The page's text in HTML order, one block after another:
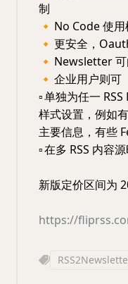
制
🔸 No Code 使
🔸 更安全，
🔸 Newsletter 可
🔸 企业用户则可
▫️单独为任一
样式设置，例如
主要信息，有些
▫️在多 RSS 内容源
新版定价区间为
https://